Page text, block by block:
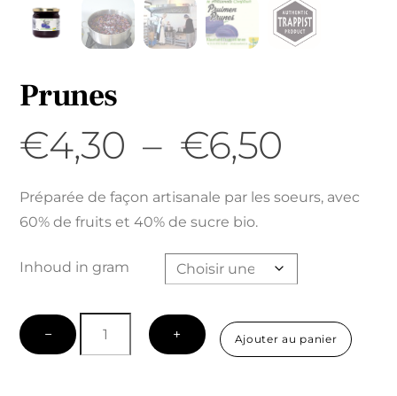
Prunes
€4,30 – €6,50
de
prix :
€4,30
à
Préparée de façon artisanale par les soeurs, avec
60% de fruits et 40% de sucre bio.
Inhoud in gram
− + Ajouter au panier